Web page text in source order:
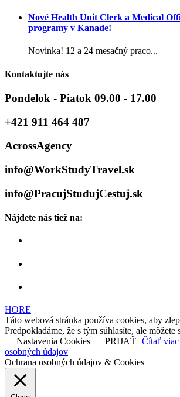
Nové Health Unit Clerk a Medical
programy v Kanade!
Novinka! 12 a 24 mesačný praco...
Kontaktujte nás
Pondelok - Piatok 09.00 - 17.00
+421 911 464 487
AcrossAgency
info@WorkStudyTravel.sk
info@PracujStudujCestuj.sk
Nájdete nás tiež na:
HORE
Táto webová stránka používa cookies, aby
Predpokladáme, že s tým súhlasíte, ale môžete
Nastavenia Cookies
PRIJAŤ Čítať viac
osobných údajov
Ochrana osobných údajov & Cookies